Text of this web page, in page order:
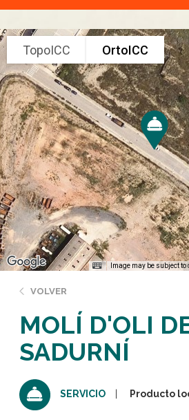
TopoICC OrtoICC
Image may be subject
VOLVER
MOLÍ D'OLI
SADURNÍ
SERVICIO Producto